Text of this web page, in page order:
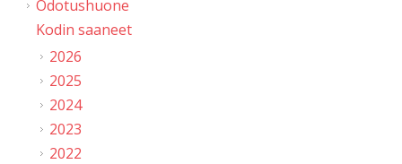
Odotushuone
Kodin saaneet
2026
2025
2024
2023
2022